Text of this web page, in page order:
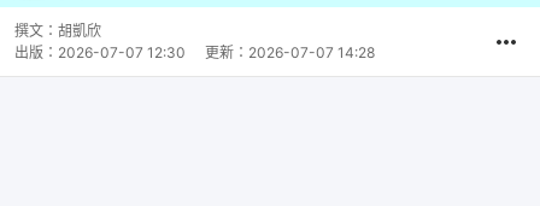
撰文： 胡凱欣
出版： 2026-07-07 12:30 更新： 2026-07-07 14:28